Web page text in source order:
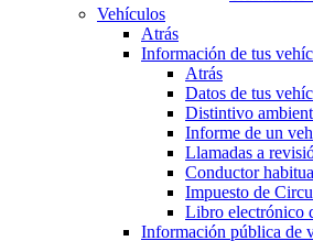
Vehículos
Atrás
Información de tus
Atrás
Datos de tus
Distintivo
Informe de un
Llamadas a
Conductor
Impuesto de
Libro electrónico
Información pública de